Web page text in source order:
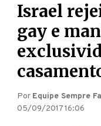
Israel
gay e
Por Equipe Sempre
05/09/2017 16:06